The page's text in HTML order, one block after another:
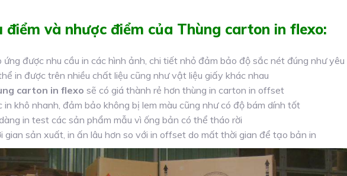
điểm và nhược điểm của Thùng carton in flexo:
ứng được nhu cầu in các hình ảnh, chi tiết nhỏ đảm bảo độ sắc nét đúng như yêu
in được trên nhiều chất liệu cũng như vật liệu giấy khác nhau
carton in flexo sẽ có giá thành rẻ hơn thùng in carton in offset
in khô nhanh, đảm bảo không bị lem màu cũng như có độ bám dính tốt
in test các sản phẩm mẫu vì ống bản có thể tháo rời
gian sản xuất, in ấn lâu hơn so với in offset do mất thời gian để tạo bản in